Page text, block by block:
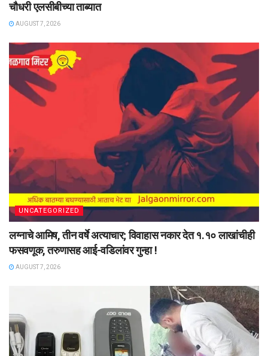
चौधरी एलसीबीच्या ताब्यात
AUGUST 7, 2026
UNCATEGORIZED
लग्नाचे आमिष, तीन वर्षे अत्याचार; विवाहास नकार देत १.१० लाखांचीही
फसवणूक, तरुणासह आई-वडिलांवर गुन्हा !
AUGUST 7, 2026